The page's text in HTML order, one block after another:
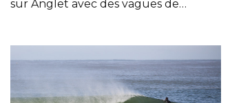
sur Anglet avec des vagues de…